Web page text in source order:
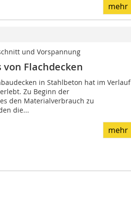
mehr
und Vorspannung
Flachdecken
in Stahlbeton hat im Verlauf
Zu Beginn der
den Materialverbrauch zu
die...
mehr